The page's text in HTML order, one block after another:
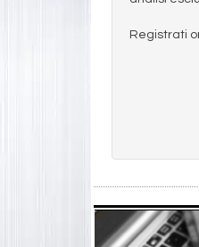
Registrati